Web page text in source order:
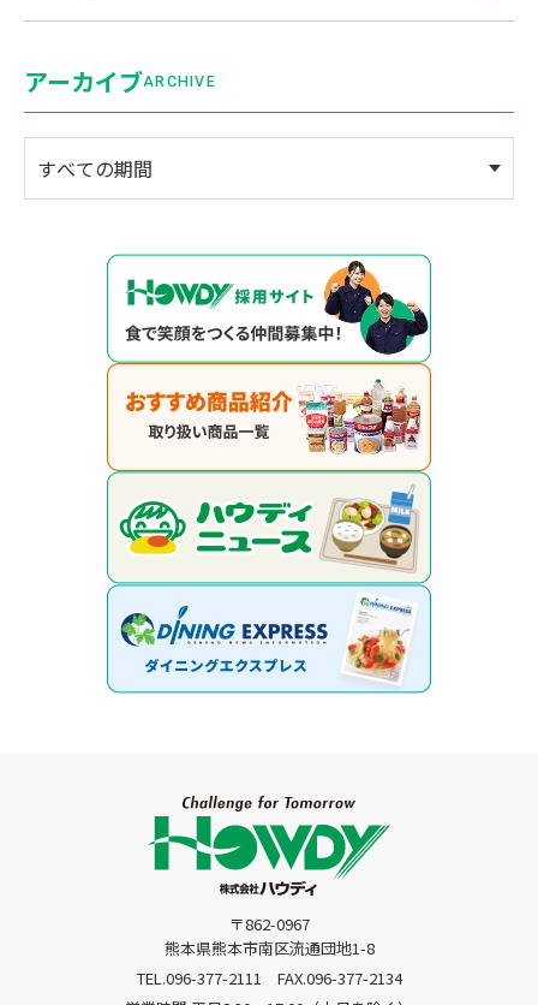
アーカイブARCHIVE
〒862-0967
熊本県熊本市南区流通団地1-8
TEL.096-377-2111
FAX.096-377-2134